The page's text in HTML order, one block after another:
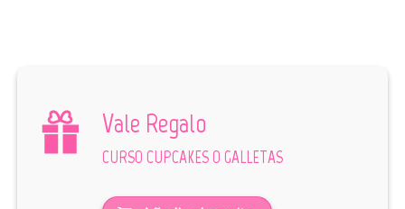
Vale Regalo
CURSO CUPCAKES O GALLETAS